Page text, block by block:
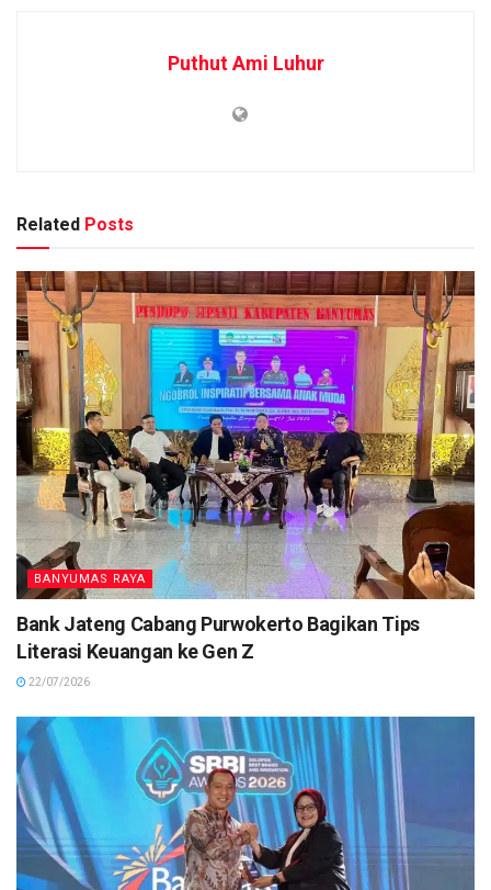
Puthut Ami Luhur
Related Posts
BANYUMAS RAYA
Bank Jateng Cabang Purwokerto Bagikan Tips
Literasi Keuangan ke Gen Z
22/07/2026